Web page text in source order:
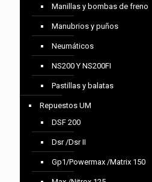
Manillas y bombas de freno
Manubrios y puños
Neumáticos
NS200 Y NS200FI
Pastillas y balatas
Repuestos UM
DSF 200
Dsr /Dsr II
Gp1/Powermax /Matrix 150